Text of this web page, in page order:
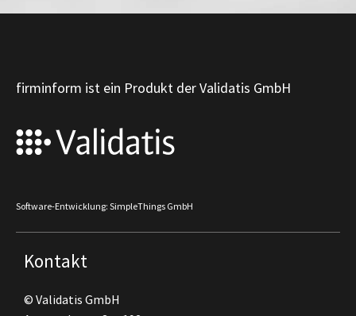
firminform ist ein Produkt der Validatis GmbH
Software-Entwicklung: SimpleThings GmbH
Kontakt
© Validatis GmbH